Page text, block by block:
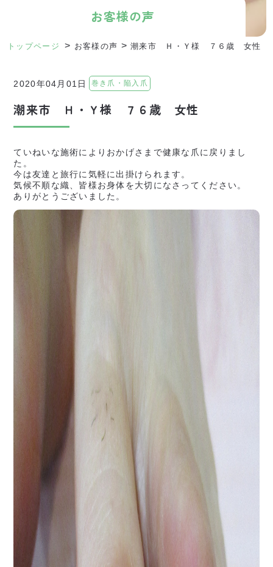
お客様の声
トップページ > お客様の声 >潮来市 Ｈ・Ｙ様 ７６歳 女性
2020年04月01日 巻き爪・陥入爪
潮来市 Ｈ・Ｙ様 ７６歳 女性
ていねいな施術によりおかげさまで健康な爪に戻りまし
た。
今は友達と旅行に気軽に出掛けられます。
気候不順な織、皆様お身体を大切になさってください。
ありがとうございました。